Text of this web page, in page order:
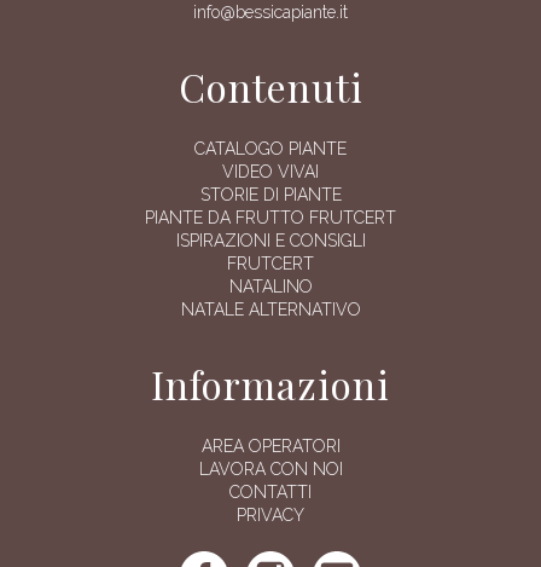
info@bessicapiante.it
Contenuti
CATALOGO PIANTE
VIDEO VIVAI
STORIE DI PIANTE
PIANTE DA FRUTTO FRUTCERT
ISPIRAZIONI E CONSIGLI
FRUTCERT
NATALINO
NATALE ALTERNATIVO
Informazioni
AREA OPERATORI
LAVORA CON NOI
CONTATTI
PRIVACY